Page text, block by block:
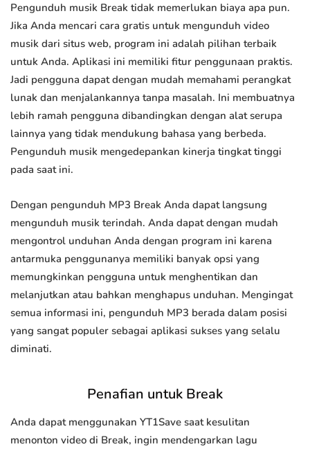
Pengunduh musik Break tidak memerlukan biaya apa pun.
Jika Anda mencari cara gratis untuk mengunduh video
musik dari situs web, program ini adalah pilihan terbaik
untuk Anda. Aplikasi ini memiliki fitur penggunaan praktis.
Jadi pengguna dapat dengan mudah memahami perangkat
lunak dan menjalankannya tanpa masalah. Ini membuatnya
lebih ramah pengguna dibandingkan dengan alat serupa
lainnya yang tidak mendukung bahasa yang berbeda.
Pengunduh musik mengedepankan kinerja tingkat tinggi
pada saat ini.
Dengan pengunduh MP3 Break Anda dapat langsung
mengunduh musik terindah. Anda dapat dengan mudah
mengontrol unduhan Anda dengan program ini karena
antarmuka penggunanya memiliki banyak opsi yang
memungkinkan pengguna untuk menghentikan dan
melanjutkan atau bahkan menghapus unduhan. Mengingat
semua informasi ini, pengunduh MP3 berada dalam posisi
yang sangat populer sebagai aplikasi sukses yang selalu
diminati.
Penafian untuk Break
Anda dapat menggunakan YT1Save saat kesulitan
menonton video di Break, ingin mendengarkan lagu